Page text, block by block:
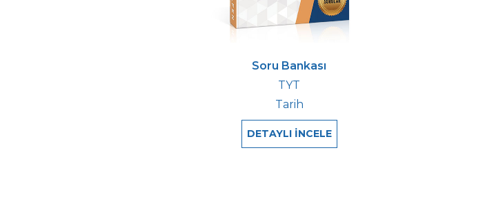
Soru Bankası
TYT
Tarih
DETAYLI İNCELE